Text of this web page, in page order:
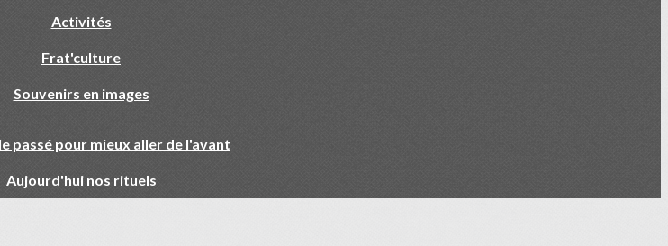
Activités
Frat'culture
Souvenirs en images
passé pour mieux aller de l'avant
Aujourd'hui nos rituels